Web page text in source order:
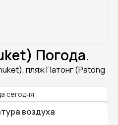
Погода.
пляж Патонг (Patong
сегодня
воздуха